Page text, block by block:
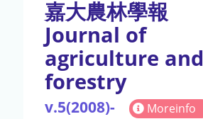
嘉大農林學報
Journal of
agriculture and
forestry
v.5(2008)- Moreinfo